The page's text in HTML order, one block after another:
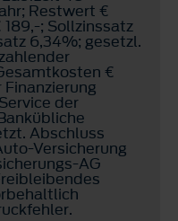
Restwert €
; Sollzinssatz
6,34%; gesetzl.
€
der
Abschluss
Versicherung
AG